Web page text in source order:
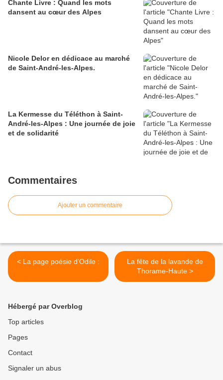
Chante Livre : Quand les mots
dansent au cœur des Alpes
Nicole Delor en dédicace au marché
de Saint-André-les-Alpes.
La Kermesse du Téléthon à Saint-
André-les-Alpes : Une journée de joie
et de solidarité
Commentaires
Ajouter un commentaire
< La page poésie d'Odile :
La fête de la lavande de
Thorame-Haute >
Hébergé par Overblog
Top articles
Pages
Contact
Signaler un abus